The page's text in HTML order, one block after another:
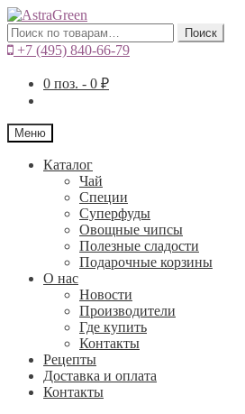
Искать: Поиск
+7 (495) 840-66-79
0 поз. - 0 ₽
Меню
Каталог
Чай
Специи
Cуперфуды
Овощные чипсы
Полезные сладости
Подарочные корзины
О нас
Новости
Производители
Где купить
Контакты
Рецепты
Доставка и оплата
Контакты